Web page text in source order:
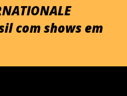
com shows em